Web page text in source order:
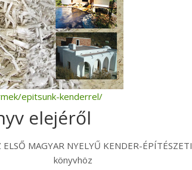
epitsunk-kenderrel/
elejéről
ELSŐ MAGYAR NYELYŰ KENDER-ÉPÍTÉSZETI
könyvhöz